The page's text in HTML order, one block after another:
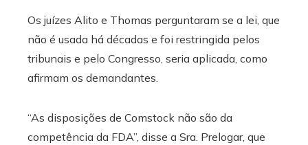
Os juízes Alito e Thomas perguntaram se a lei, que
não é usada há décadas e foi restringida pelos
tribunais e pelo Congresso, seria aplicada, como
afirmam os demandantes.
“As disposições de Comstock não são da
competência da FDA”, disse a Sra. Prelogar, que